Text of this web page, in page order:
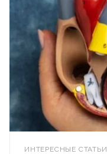
ИНТЕРЕСНЫЕ СТАТЬИ